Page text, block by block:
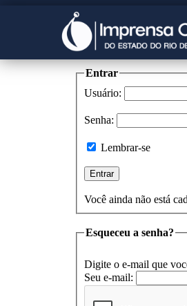
Entrar
Usuário:
Senha:
Lembrar-se
Você ainda não está
Esqueceu a senha?
Digite o e-mail que
Seu e-mail: